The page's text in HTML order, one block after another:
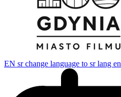
EN sr change language to sr lang en